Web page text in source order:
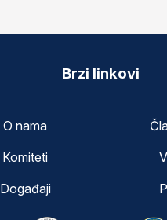
Brzi linkovi
O nama
Komiteti
Događaji